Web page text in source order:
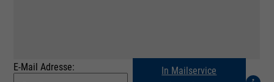
E-Mail Adresse:
In Mailservice